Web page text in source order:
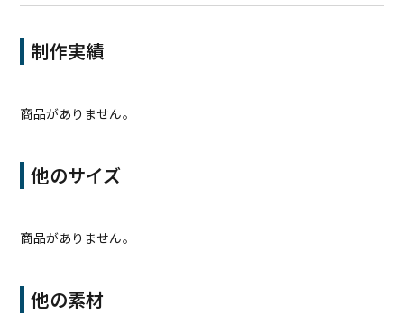
制作実績
商品がありません。
他のサイズ
商品がありません。
他の素材